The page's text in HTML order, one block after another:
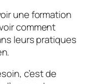
une formation
comment
leurs pratiques
c’est de